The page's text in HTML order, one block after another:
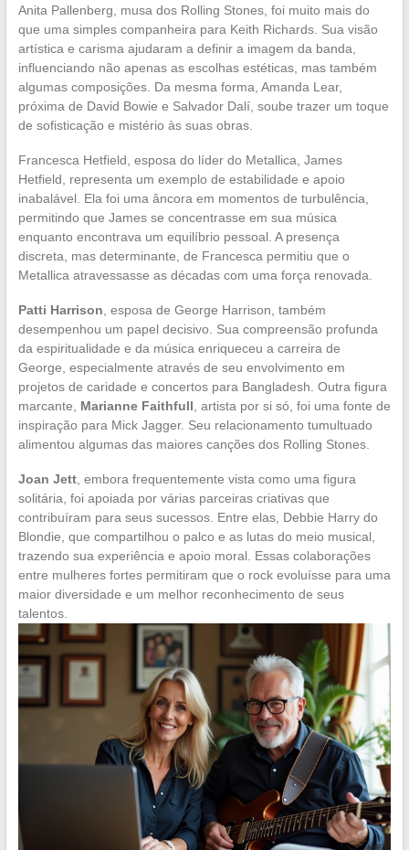
Anita Pallenberg, musa dos Rolling Stones, foi muito mais do
que uma simples companheira para Keith Richards. Sua visão
artística e carisma ajudaram a definir a imagem da banda,
influenciando não apenas as escolhas estéticas, mas também
algumas composições. Da mesma forma, Amanda Lear,
próxima de David Bowie e Salvador Dalí, soube trazer um toque
de sofisticação e mistério às suas obras.
Francesca Hetfield, esposa do líder do Metallica, James
Hetfield, representa um exemplo de estabilidade e apoio
inabalável. Ela foi uma âncora em momentos de turbulência,
permitindo que James se concentrasse em sua música
enquanto encontrava um equilíbrio pessoal. A presença
discreta, mas determinante, de Francesca permitiu que o
Metallica atravessasse as décadas com uma força renovada.
Patti Harrison , esposa de George Harrison, também
desempenhou um papel decisivo. Sua compreensão profunda
da espiritualidade e da música enriqueceu a carreira de
George, especialmente através de seu envolvimento em
projetos de caridade e concertos para Bangladesh. Outra figura
marcante, Marianne Faithfull , artista por si só, foi uma fonte de
inspiração para Mick Jagger. Seu relacionamento tumultuado
alimentou algumas das maiores canções dos Rolling Stones.
Joan Jett, embora frequentemente vista como uma figura
solitária, foi apoiada por várias parceiras criativas que
contribuíram para seus sucessos. Entre elas, Debbie Harry do
Blondie, que compartilhou o palco e as lutas do meio musical,
trazendo sua experiência e apoio moral. Essas colaborações
entre mulheres fortes permitiram que o rock evoluísse para uma
maior diversidade e um melhor reconhecimento de seus
talentos.